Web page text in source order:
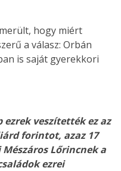
hogy miért
a válasz: Orbán
is saját gyerekkori
ezrek veszítették ez az
forintot, azaz 17
Lőrincnek a
ezrei